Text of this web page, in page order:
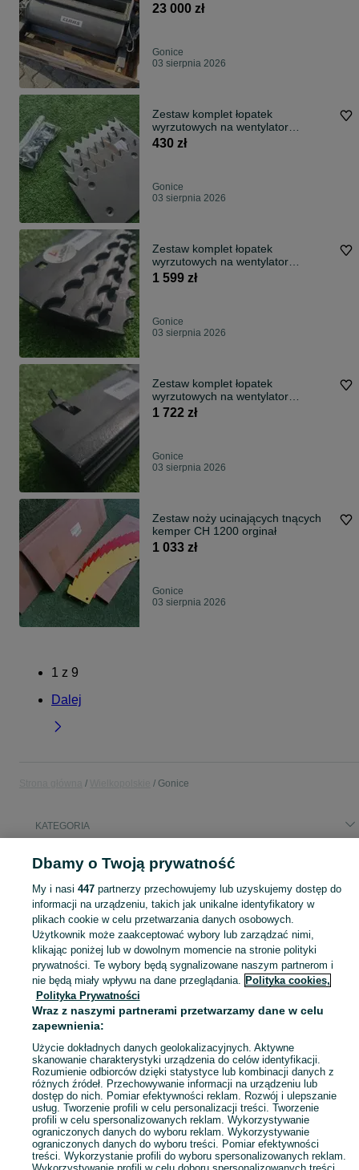
23 000 zł
Gonice
03 sierpnia 2026
Zestaw komplet łopatek
wyrzutowych na wentylator
wyrzutnik Claas Jaguar 695 SL
430 zł
Gonice
03 sierpnia 2026
Zestaw komplet łopatek
wyrzutowych na wentylator
wyrzutnik Claas Jaguar LANDA
1 599 zł
Gonice
03 sierpnia 2026
Zestaw komplet łopatek
wyrzutowych na wentylator
wyrzutnik Claas Jaguar LANDA
1 722 zł
Gonice
03 sierpnia 2026
Zestaw noży ucinających tnących
kemper CH 1200 orginał
1 033 zł
Gonice
03 sierpnia 2026
1 z 9
Dalej
Gonice
KATEGORIA
Popularne wyszukiwania
dom z keramzutu piotrowice
dom z keramzytu piotrowice
rin skorupa
Skorzystaj z największego serwisu ogłoszeniowego - Gonice i okolice! Kupuj to, czego pragniesz i sprzedawaj to, czego już nie potrzebujesz! Zobacz
Mapa kategorii
Mapa miejscowości
Mapa ministron
Popularne wyszukiwania
Dbamy o Twoją prywatność
My i nasi 447partnerzy przechowujemy lub uzyskujemy dostęp do
informacji na urządzeniu, takich jak unikalne identyfikatory w
plikach cookie w celu przetwarzania danych osobowych.
Użytkownik może zaakceptować wybory lub zarządzać nimi,
klikając poniżej lub w dowolnym momencie na stronie polityki
prywatności. Te wybory będą sygnalizowane naszym partnerom i
nie będą miały wpływu na dane przeglądania. Polityka cookies,
Polityka Prywatności
Wraz z naszymi partnerami przetwarzamy dane w celu
zapewnienia:
Użycie dokładnych danych geolokalizacyjnych. Aktywne
skanowanie charakterystyki urządzenia do celów identyfikacji.
Rozumienie odbiorców dzięki statystyce lub kombinacji danych z
różnych źródeł. Przechowywanie informacji na urządzeniu lub
dostęp do nich. Pomiar efektywności reklam. Rozwój i ulepszanie
usług. Tworzenie profili w celu personalizacji treści. Tworzenie
profili w celu spersonalizowanych reklam. Wykorzystywanie
ograniczonych danych do wyboru reklam. Wykorzystywanie
ograniczonych danych do wyboru treści. Pomiar efektywności
treści. Wykorzystanie profili do wyboru spersonalizowanych reklam.